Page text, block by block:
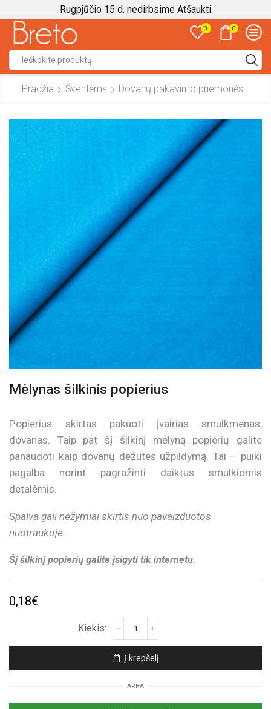
Rugpjūčio 15 d. nedirbsime Atšaukti
0 0
input
Pradžia Šventėms Dovanų pakavimo priemonės
Mėlynas šilkinis popierius
Popierius skirtas pakuoti įvairias smulkmenas,
dovanas. Taip pat šį šilkinį mėlyną popierių galite
panaudoti kaip dovanų dėžutės užpildymą. Tai – puiki
pagalba norint pagražinti daiktus smulkiomis
detalėmis.
Spalva gali nežymiai skirtis nuo pavaizduotos
nuotraukoje.
Šį šilkinį popierių galite įsigyti tik internetu.
0,18€
Mėlynas
šilkinis
Į krepšelį
ARBA